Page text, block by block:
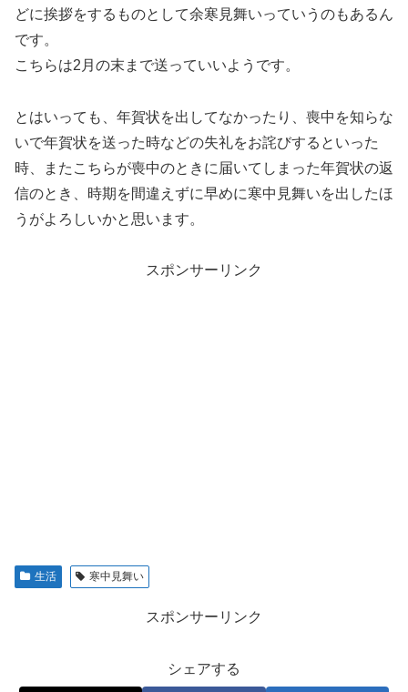
どに挨拶をするものとして余寒見舞いっていうのもあるん
です。
こちらは2月の末まで送っていいようです。
とはいっても、年賀状を出してなかったり、喪中を知らな
いで年賀状を送った時などの失礼をお詫びするといった
時、またこちらが喪中のときに届いてしまった年賀状の返
信のとき、時期を間違えずに早めに寒中見舞いを出したほ
うがよろしいかと思います。
スポンサーリンク
生活 寒中見舞い
スポンサーリンク
シェアする